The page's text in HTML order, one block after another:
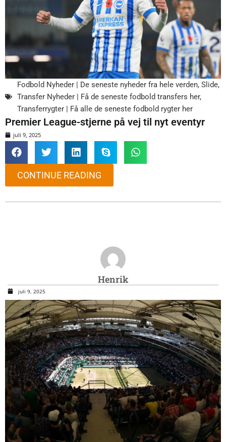
Fodbold Nyheder | De seneste nyheder fra hele verden, Slide,
Transfer Nyheder | Få de seneste fodbold transfers her,
Transferrygter | Få alle de seneste fodbold rygter her
Premier League-stjerne på vej til nyt eventyr
juli 9, 2025
CONTINUE READING
Henrik
juli 9, 2025